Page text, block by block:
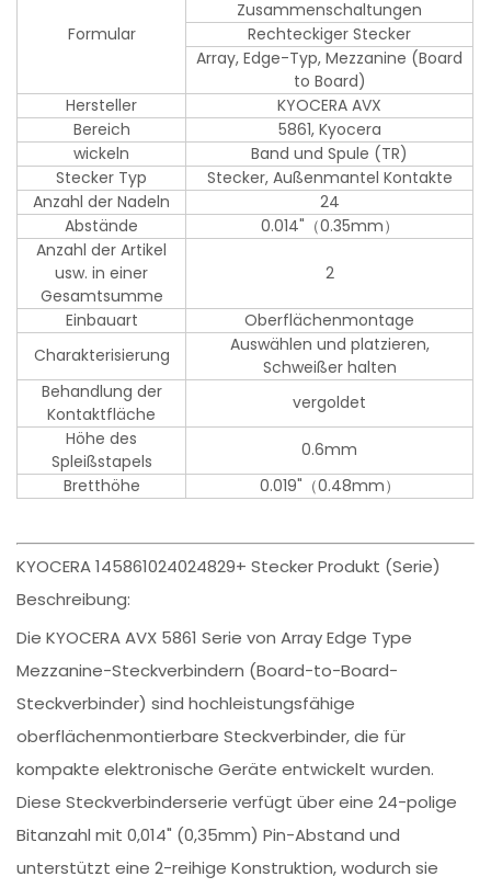
Formular
Zusammenschaltungen
Rechteckiger Stecker
Array, Edge-Typ, Mezzanine (Board
to Board)
Hersteller
KYOCERA AVX
Bereich
5861, Kyocera
wickeln
Band und Spule (TR)
Stecker Typ
Stecker, Außenmantel Kontakte
Anzahl der Nadeln
24
Abstände
0.014"（0.35mm）
Anzahl der Artikel
usw. in einer
Gesamtsumme
2
Einbauart
Oberflächenmontage
Charakterisierung
Auswählen und platzieren,
Schweißer halten
Behandlung der
Kontaktfläche
vergoldet
Höhe des
Spleißstapels
0.6mm
Bretthöhe
0.019"（0.48mm）
KYOCERA 145861024024829+ Stecker Produkt (Serie)
Beschreibung:
Die KYOCERA AVX 5861 Serie von Array Edge Type
Mezzanine-Steckverbindern (Board-to-Board-
Steckverbinder) sind hochleistungsfähige
oberflächenmontierbare Steckverbinder, die für
kompakte elektronische Geräte entwickelt wurden.
Diese Steckverbinderserie verfügt über eine 24-polige
Bitanzahl mit 0,014" (0,35mm) Pin-Abstand und
unterstützt eine 2-reihige Konstruktion, wodurch sie